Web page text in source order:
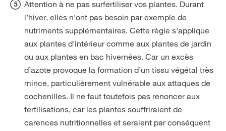
Attention à ne pas surfertiliser vos plantes. Durant
l’hiver, elles n’ont pas besoin par exemple de
nutriments supplémentaires. Cette règle s'applique
aux plantes d'intérieur comme aux plantes de jardin
ou aux plantes en bac hivernées. Car un excès
d’azote provoque la formation d’un tissu végétal très
mince, particulièrement vulnérable aux attaques de
cochenilles. Il ne faut toutefois pas renoncer aux
fertilisations, car les plantes souffriraient de
carences nutritionnelles et seraient par conséquent